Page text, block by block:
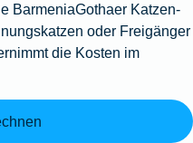
BarmeniaGothaer Katzen-
oder Freigänger
die Kosten im